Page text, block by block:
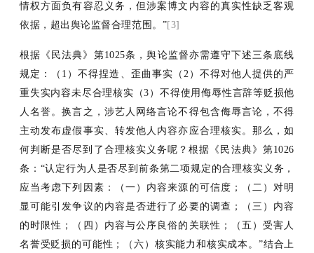
情权方面负有容忍义务，但涉案博文内容的真实性缺乏客观
依据，超出舆论监督合理范围。 ”[3]
根据《民法典》第1025条，舆论监督亦需遵守下述三条底线
规定：（1）不得捏造、歪曲事实（2）不得对他人提供的严
重失实内容未尽合理核实（3）不得使用侮辱性言辞等贬损他
人名誉。换言之，涉艺人网络言论不得包含侮辱言论，不得
主动发布虚假事实、转发他人内容亦应合理核实。那么，如
何判断是否尽到了合理核实义务呢？根据《民法典》第1026
条：“认定行为人是否尽到前条第二项规定的合理核实义务，
应当考虑下列因素：（一）内容来源的可信度；（二）对明
显可能引发争议的内容是否进行了必要的调查；（三）内容
的时限性；（四）内容与公序良俗的关联性；（五）受害人
名誉受贬损的可能性；（六）核实能力和核实成本。”结合上